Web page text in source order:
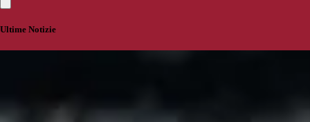
Ultime Notizie